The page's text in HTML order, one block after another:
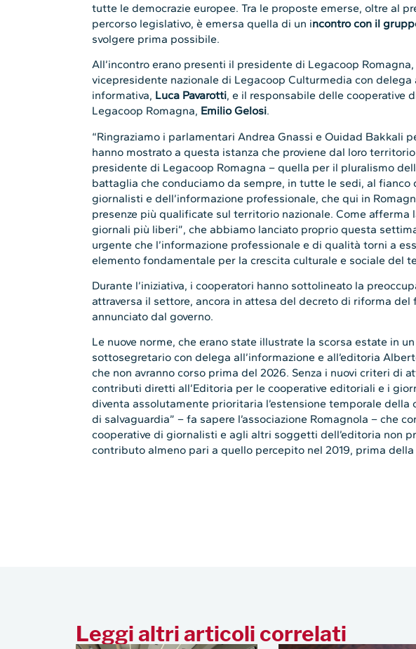
tutte le democrazie europee. Tra le proposte emerse, oltre al
percorso legislativo, è emersa quella di un incontro con il
svolgere prima possibile.
All’incontro erano presenti il presidente di Legacoop Romagna,
vicepresidente nazionale di Legacoop Culturmedia con delega
informativa, Luca Pavarotti, e il responsabile delle cooperative
Legacoop Romagna, Emilio Gelosi.
“Ringraziamo i parlamentari Andrea Gnassi e Ouidad Bakkali
hanno mostrato a questa istanza che proviene dal loro
presidente di Legacoop Romagna – quella per il pluralismo
battaglia che conduciamo da sempre, in tutte le sedi, al fianco
giornalisti e dell’informazione professionale, che qui in
presenze più qualificate sul territorio nazionale. Come afferma
giornali più liberi”, che abbiamo lanciato proprio questa
urgente che l’informazione professionale e di qualità torni a
elemento fondamentale per la crescita culturale e sociale del
Durante l’iniziativa, i cooperatori hanno sottolineato la
attraversa il settore, ancora in attesa del decreto di riforma del
annunciato dal governo.
Le nuove norme, che erano state illustrate la scorsa estate in
sottosegretario con delega all’informazione e all’editoria
che non avranno corso prima del 2026. Senza i nuovi criteri di
contributi diretti all’Editoria per le cooperative editoriali e i
diventa assolutamente prioritaria l’estensione temporale della
di salvaguardia” – fa sapere l’associazione Romagnola – che
cooperative di giornalisti e agli altri soggetti dell’editoria non
contributo almeno pari a quello percepito nel 2019, prima
Leggi altri articoli correlati